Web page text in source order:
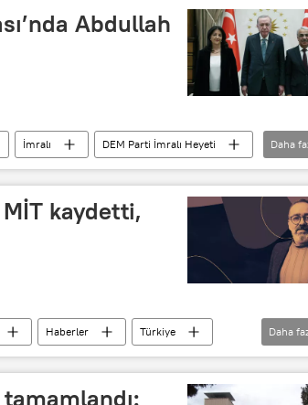
Abdullah
İmralı
DEM Parti İmralı Heyeti
Daha
kaydetti,
Haberler
Türkiye
SDG
İmralı
Daha